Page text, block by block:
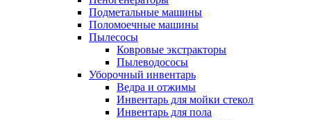
Подметальные машины
Поломоечные машины
Пылесосы
Ковровые экстракторы
Пылеводососы
Уборочный инвентарь
Ведра и отжимы
Инвентарь для мойки стекол
Инвентарь для пола